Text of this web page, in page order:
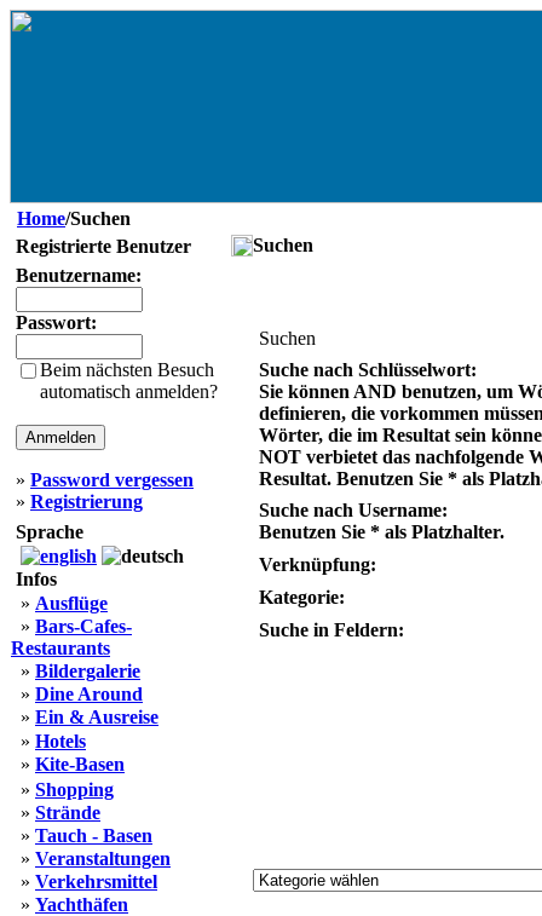
Home/Suchen
Registrierte Benutzer
Benutzername:
Passwort:
Beim nächsten Besuch
automatisch anmelden?
» Password vergessen
» Registrierung
Sprache
Infos
» Ausflüge
» Bars-Cafes-
Restaurants
» Bildergalerie
» Dine Around
» Ein & Ausreise
» Hotels
» Kite-Basen
» Shopping
» Strände
» Tauch - Basen
» Veranstaltungen
» Verkehrsmittel
» Yachthäfen
Suchen
Suchen
Suche nach Schlüsselwort:
Sie können AND benutzen, um
definieren, die vorkommen
Wörter, die im Resultat sein
NOT verbietet das nachfolgende
Resultat. Benutzen Sie * als
Suche nach Username:
Benutzen Sie * als Platzhalter.
Verknüpfung:
Kategorie:
Suche in Feldern: